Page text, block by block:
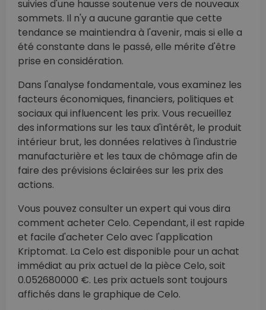
suivies d'une hausse soutenue vers de nouveaux
sommets. Il n'y a aucune garantie que cette
tendance se maintiendra à l'avenir, mais si elle a
été constante dans le passé, elle mérite d'être
prise en considération.
Dans l'analyse fondamentale, vous examinez les
facteurs économiques, financiers, politiques et
sociaux qui influencent les prix. Vous recueillez
des informations sur les taux d'intérêt, le produit
intérieur brut, les données relatives à l'industrie
manufacturière et les taux de chômage afin de
faire des prévisions éclairées sur les prix des
actions.
Vous pouvez consulter un expert qui vous dira
comment acheter Celo. Cependant, il est rapide
et facile d'acheter Celo avec l'application
Kriptomat. La Celo est disponible pour un achat
immédiat au prix actuel de la pièce Celo, soit
0.052680000 €. Les prix actuels sont toujours
affichés dans le graphique de Celo.